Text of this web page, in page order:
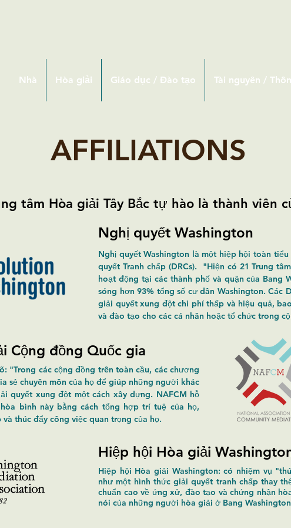
Nhà Hòa giải Giáo dục / Đào tạo Tài nguyên /
AFFILIATIONS
tâm Hòa giải Tây Bắc tự hào là thành viên
Nghị quyết Washington
Nghị quyết Washington là một hiệp hội toàn
quyết Tranh chấp (DRCs). "Hiện có 21 Trung
hoạt động tại các thành phố và quận của Bang
sóng hơn 93% tổng số cư dân Washington. Các
giải quyết xung đột chi phí thấp và hiệu quả,
và đào tạo cho các cá nhân hoặc tổ chức trong
Cộng đồng Quốc gia
"Trong các cộng đồng trên toàn cầu, các chương
sẻ chuyên môn của họ để giúp những người khác
quyết xung đột một cách xây dựng. NAFCM hỗ
bình này bằng cách tổng hợp trí tuệ của họ,
thúc đẩy công việc quan trọng của họ.
Hiệp hội Hòa giải
Hiệp hội Hòa giải Washington: có nhiệm vụ
như một hình thức giải quyết tranh chấp thay
chuẩn cao về ứng xử, đào tạo và chứng nhận
nói của những người hòa giải ở Bang